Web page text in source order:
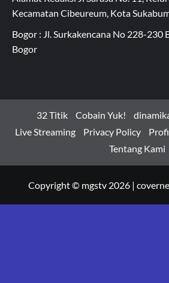
Kecamatan Cibeureum, Kota
Bogor : Jl. Surkakencana No 228-230
Bogor
32 Titik Cobain Yuk!
Live Streaming
Privacy Policy
Tentang Kami
Copyright © mgstv 2026 |